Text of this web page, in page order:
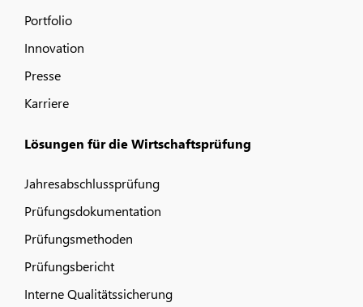
Portfolio
Innovation
Presse
Karriere
Lösungen für die Wirtschaftsprüfung
Jahresabschlussprüfung
Prüfungsdokumentation
Prüfungsmethoden
Prüfungsbericht
Interne Qualitätssicherung